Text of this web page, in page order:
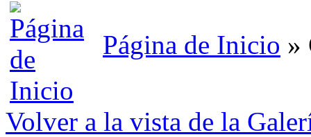
Página de Inicio »
Volver a la vista de la